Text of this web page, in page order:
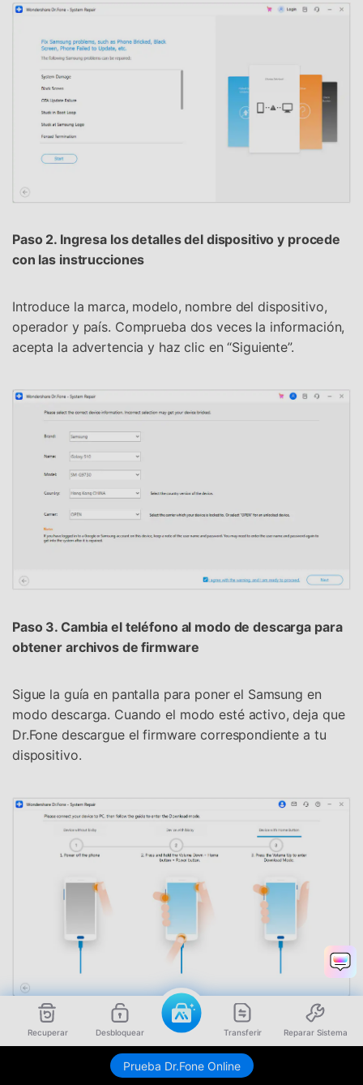
Recuperar Desbloquear Transferir Reparar Sistema
Prueba Dr.Fone Online
Paso 2. Ingresa los detalles del dispositivo y procede
con las instrucciones
Introduce la marca, modelo, nombre del dispositivo,
operador y país. Comprueba dos veces la información,
acepta la advertencia y haz clic en “Siguiente”.
Paso 3. Cambia el teléfono al modo de descarga para
obtener archivos de firmware
Sigue la guía en pantalla para poner el Samsung en
modo descarga. Cuando el modo esté activo, deja que
Dr.Fone descargue el firmware correspondiente a tu
dispositivo.
Paso 4. Revisa los detalles del teléfono y lanza el
proceso de reparación